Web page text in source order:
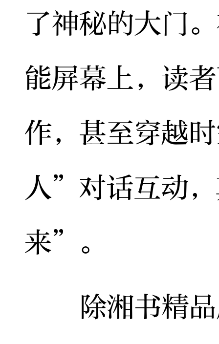
了神秘的大门
能屏幕上，读
作，甚至穿越
人”对话互动
来”。
除湘书精品